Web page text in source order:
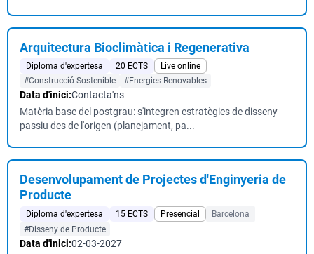
Arquitectura Bioclimàtica i Regenerativa
Diploma d'expertesa 20 ECTS
Live online
#Construcció Sostenible
#Energies Renovables
Data d'inici:Contacta'ns
Matèria base del postgrau: s'integren estratègies de disseny
passiu des de l'origen (planejament, pa...
Desenvolupament de Projectes d'Enginyeria de
Producte
Diploma d'expertesa 15 ECTS Presencial
Barcelona
#Disseny de Producte
Data d'inici:02-03-2027